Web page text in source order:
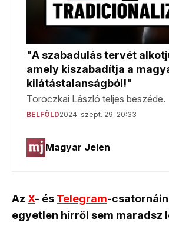
Az X- és Telegram-
egyetlen hírről sem maradsz